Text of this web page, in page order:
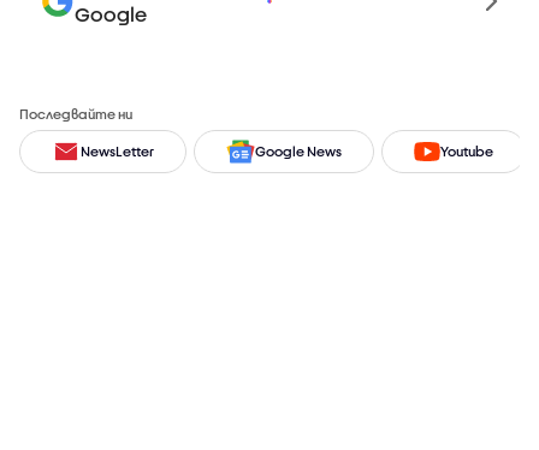
Google
Последвайте ни
NewsLetter Google News Youtube